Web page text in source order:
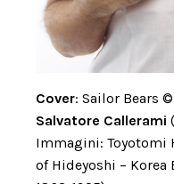
Cover: Sailor Bears ©
Salvatore Callerami (
Immagini: Toyotomi
of Hideyoshi –